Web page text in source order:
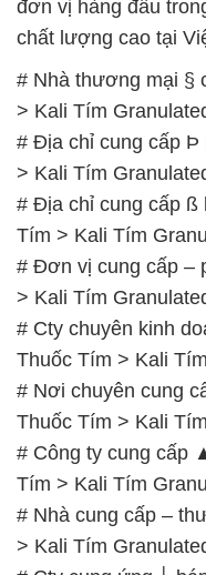
Thuốc Tím > Kali
# Công ty cung cấp
Tím > Kali Tím
# Nhà cung cấp –
> Kali Tím
# Cty cung ứng │
Tím Granulated tại
# Địa chỉ chuyên
Tím > Kali Tím
# Địa chỉ thương mại
Kali Tím Granulated
📞PHÒNG KINH
ĐẮC TRƯỜNG PHÁT
🌐 Website: https://
📞 Hotline:
– 0933.920.505 –